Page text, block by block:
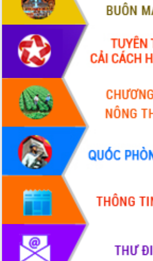
Gặp mặt các cơ quan báo chí nhân Kỷ
niệm 101 năm Ngày Báo chí Cách
mạng Việt Nam
Đắk Lắk sơ kết 4 năm triển khai thực
hiện Đề án 06 của Chính phủ
Họp báo thông tin về Hội nghị Công bố
Quy hoạch và Xúc tiến đầu tư tỉnh Đắk
Khơi thông điểm nghẽn, đẩy nhanh
giải ngân vốn khắc phục thiên tai
HĐND tỉnh thông qua điều chỉnh Quy
hoạch tỉnh thời kỳ 2021-2030
Hội thảo góp ý hồ sơ điều chỉnh quy
hoạch tỉnh Đắk Lắk thời kỳ 2021-2030,
tầm nhìn đến năm 2050
Nâng cao hiệu quả hoạt động của các
doanh nghiệp nhà nước
Hội nghị triển khai kết nối mạng
truyền số liệu chuyên dùng phục vụ cơ
Lễ phát động chuỗi hoạt động chung
tay làm sạch môi trường